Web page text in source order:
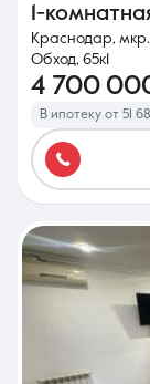
1-
Краснодар,
Обход, 65к1
4 700
В ипотеку от 51